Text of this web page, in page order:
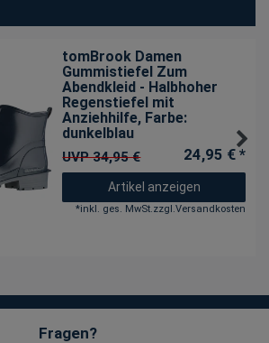
tomBrook Damen
Gummistiefel Zum
Abendkleid - Halbhoher
Regenstiefel mit
Anziehhilfe, Farbe:
dunkelblau
UVP 34,95 € 24,95 € *
Artikel anzeigen
*inkl. ges. MwSt.zzgl.Versandkosten
Fragen?